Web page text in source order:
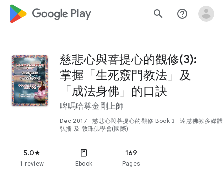
google_logo Play search help_outline
慈悲心與菩提心的觀修(3):
掌握「生死竅門教法」及
「成法身佛」的口訣
啤嗎哈尊金剛上師
Dec 2017 ·慈悲心與菩提心的觀修 Book 3 · 達慧佛教多媒體
弘播 及 敦珠佛學會(國際)
5.0star
1 review Ebook
169
Pages